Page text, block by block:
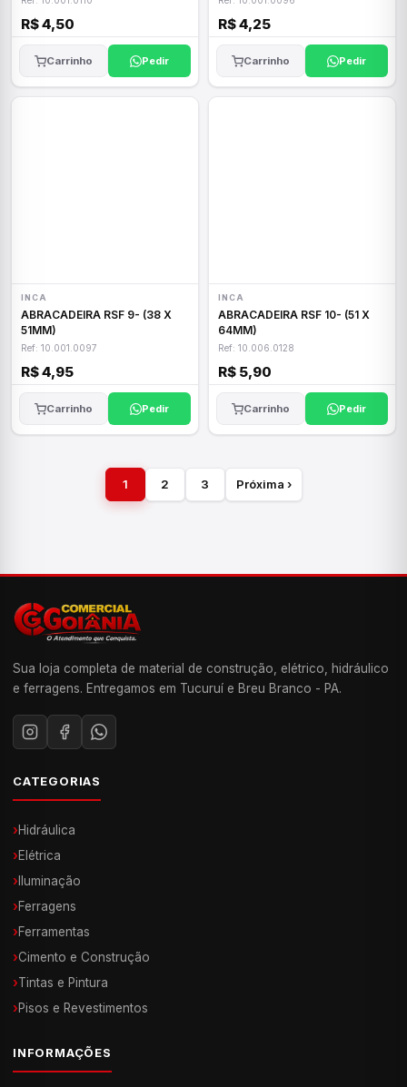
R$ 4,50
Carrinho Pedir
R$ 4,25
Carrinho Pedir
INCA
ABRACADEIRA RSF 9- (38 X
51MM)
Ref: 10.001.0097
R$ 4,95
Carrinho Pedir
INCA
ABRACADEIRA RSF 10- (51 X
64MM)
Ref: 10.006.0128
R$ 5,90
Carrinho Pedir
1 2 3 Próxima ›
Sua loja completa de material de construção, elétrico, hidráulico
e ferragens. Entregamos em Tucuruí e Breu Branco - PA.
CATEGORIAS
›Hidráulica
›Elétrica
› Iluminação
›Ferragens
›Ferramentas
›Cimento e Construção
›Tintas e Pintura
›Pisos e Revestimentos
INFORMAÇÕES